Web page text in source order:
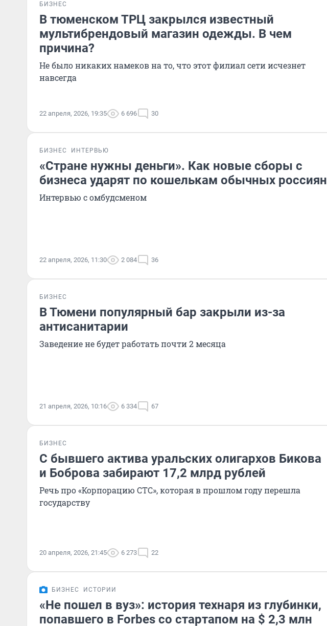
БИЗНЕС
В тюменском ТРЦ закрылся известный
мультибрендовый магазин одежды. В чем
причина?
Не было никаких намеков на то, что этот филиал сети исчезнет
навсегда
22 апреля, 2026, 19:35 6 696 30
БИЗНЕС ИНТЕРВЬЮ
«Стране нужны деньги». Как новые сборы с
бизнеса ударят по кошелькам обычных россиян
Интервью с омбудсменом
22 апреля, 2026, 11:30 2 084 36
БИЗНЕС
В Тюмени популярный бар закрыли из-за
антисанитарии
Заведение не будет работать почти 2 месяца
21 апреля, 2026, 10:16 6 334 67
БИЗНЕС
С бывшего актива уральских олигархов Бикова
и Боброва забирают 17,2 млрд рублей
Речь про «Корпорацию СТС», которая в прошлом году перешла
государству
20 апреля, 2026, 21:45 6 273 22
БИЗНЕС ИСТОРИИ
«Не пошел в вуз»: история технаря из глубинки,
попавшего в Forbes со стартапом на $ 2,3 млн